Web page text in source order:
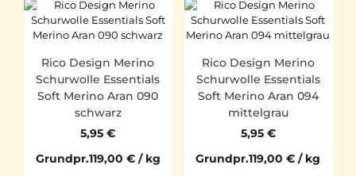
Rico Design Merino
Schurwolle Essentials
Soft Merino Aran 090
schwarz
5,95€
Grundpr.119,00 €/ kg
Rico Design Merino
Schurwolle Essentials
Soft Merino Aran 094
mittelgrau
5,95 €
Grundpr.119,00€ / kg